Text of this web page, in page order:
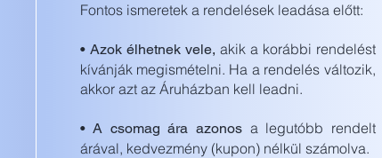
Fontos ismeretek a rendelések leadása előtt:
• Azok élhetnek vele, akik a korábbi rendelést
kívánják megismételni. Ha a rendelés változik,
akkor azt az Áruházban kell leadni.
• A csomag ára azonosa legutóbb rendelt
árával, kedvezmény (kupon) nélkül számolva.